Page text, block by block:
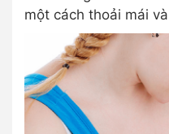
một cách thoải mái